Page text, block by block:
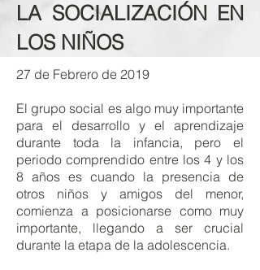
LA SOCIALIZACIÓN EN
LOS NIÑOS
27 de Febrero de 2019
El grupo social es algo muy importante
para el desarrollo y el aprendizaje
durante toda la infancia, pero el
periodo comprendido entre los 4 y los
8 años es cuando la presencia de
otros niños y amigos del menor,
comienza a posicionarse como muy
importante, llegando a ser crucial
durante la etapa de la adolescencia.